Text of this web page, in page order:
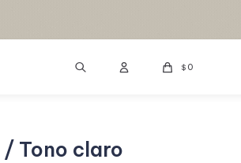
$ 0
Tono claro